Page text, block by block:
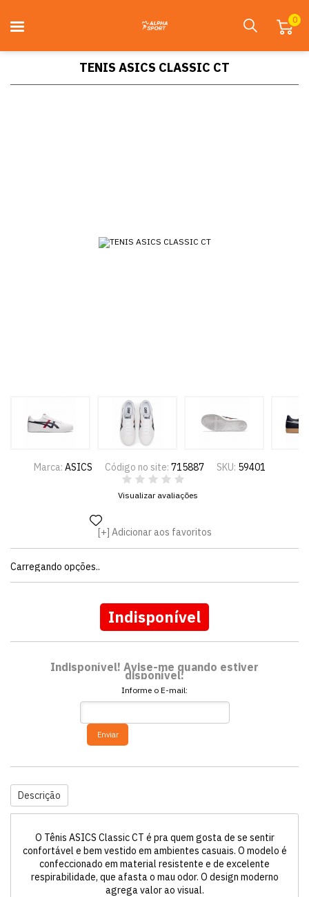
0
TENIS ASICS CLASSIC CT
Marca: ASICS Código no site: 715887 SKU: 59401
Visualizar avaliações
Adicionar aos favoritos
Carregando opções..
Indisponível
Indisponível! Avise-me quando estiver
disponível:
Informe o E-mail:
Enviar
Descrição
O Tênis ASICS Classic CT é pra quem gosta de se sentir
confortável e bem vestido em ambientes casuais. O modelo é
confeccionado em material resistente e de excelente
respirabilidade, que afasta o mau odor. O design moderno
agrega valor ao visual.